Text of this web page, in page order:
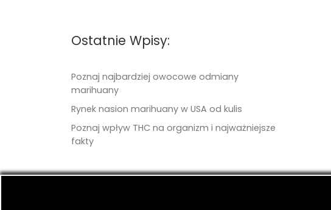
Ostatnie Wpisy:
Poznaj najbardziej owocowe odmiany
marihuany
Rynek nasion marihuany w USA od kulis
Poznaj wpływ THC na organizm i najważniejsze
fakty